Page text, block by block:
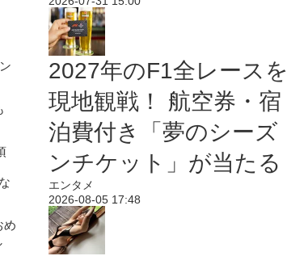
め
2027年のF1全レースを
現地観戦！ 航空券・宿
泊費付き「夢のシーズ
ンチケット」が当たる
エンタメ
2026-08-05 17:48